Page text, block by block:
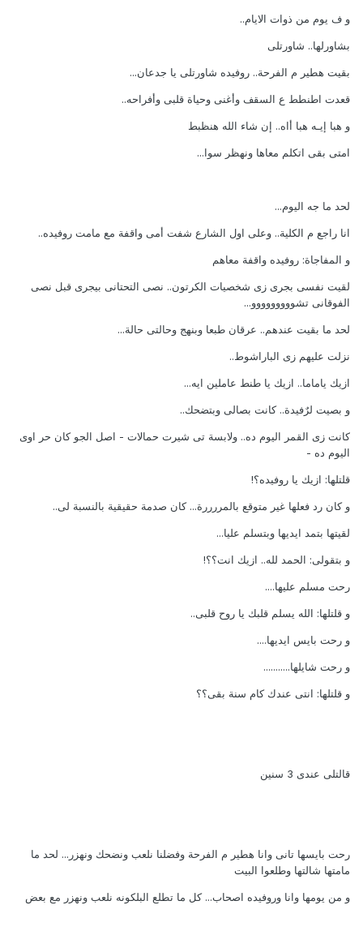
و ف يوم من ذوات الايام..
بشاورلها.. شاورتلى
بقيت هطير م الفرحة.. روفيده شاورتلى يا جدعان...
قعدت اطنطط ع السقف وأغنى وحياة قلبى وأفراحه..
و هبا إيـه هبا أاه.. إن شاء الله هنظبط
امتى بقى اتكلم معاها ونهظر سوا...
لحد ما جه اليوم...
انا راجع م الكلية.. وعلى اول الشارع شفت أمى واقفة مع مامت روفيده..
و المفاجاة: روفيده واقفة معاهم
لقيت نفسى بجرى زى شخصيات الكرتون.. نصى التحتانى بيجرى قبل نصى
الفوقانى تشووووووووو...
لحد ما بقيت عندهم.. عرقان طبعا وبنهج وحالتى حالة...
نزلت عليهم زى الباراشوط..
ازيك ياماما.. ازيك يا طنط عاملين ايه...
و بصيت لرٌفيدة.. كانت بصالى وبتضحك..
كانت زى القمر اليوم ده.. ولابسة تى شيرت حمالات - اصل الجو كان حر اوى
اليوم ده -
قلتلها: ازيك يا روفيده؟!
و كان رد فعلها غير متوقع بالمررررة... كان صدمة حقيقية بالنسبة لى..
لقيتها بتمد ايديها وبتسلم عليا...
و بتقولى: الحمد لله.. ازيك انت؟؟!
رحت مسلم عليها....
و قلتلها: الله يسلم قلبك يا روح قلبى..
و رحت بايس ايديها....
و رحت شايلها...........
و قلتلها: انتى عندك كام سنة بقى؟؟
قالتلى عندى 3 سنين
رحت بايسها تانى وانا هطير م الفرحة وفضلنا نلعب ونضحك ونهزر... لحد ما
مامتها شالتها وطلعوا البيت
و من يومها وانا وروفيده اصحاب... كل ما تطلع البلكونه نلعب ونهزر مع بعض